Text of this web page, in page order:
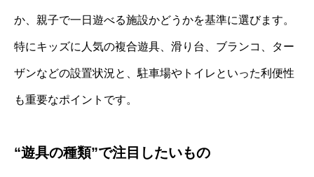
か、親子で一日遊べる施設かどうかを基準に選びます。
特にキッズに人気の複合遊具、滑り台、ブランコ、ター
ザンなどの設置状況と、駐車場やトイレといった利便性
も重要なポイントです。
“遊具の種類”で注目したいもの